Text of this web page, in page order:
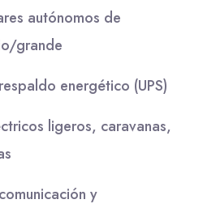
autónomos de
grande
energético (UPS)
ligeros, caravanas,
y